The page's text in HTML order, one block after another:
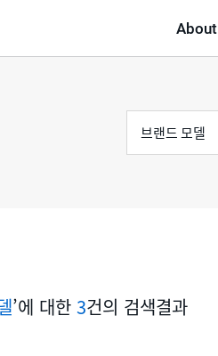
About
통
색
’에 대한 3건의 검색결과